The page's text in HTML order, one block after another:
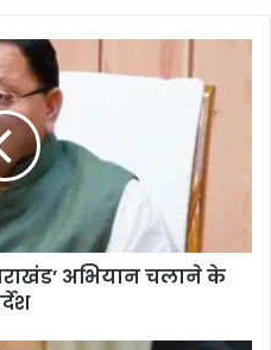
te
अभियान चलाने के